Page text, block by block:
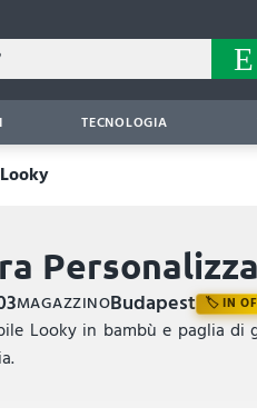
TECNOLOGIA
MAGAZZINOBudapest IN
Looky in bambù e paglia